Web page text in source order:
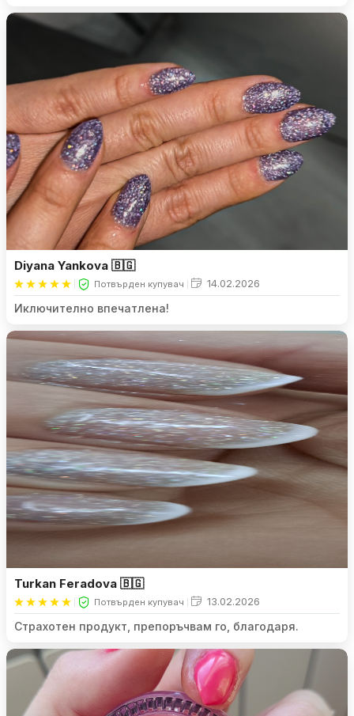
Diyana Yankova 🇧🇬
Потвърден купувач 14.02.2026
Иключително впечатлена!
Turkan Feradova 🇧🇬
Потвърден купувач 13.02.2026
Страхотен продукт, препоръчвам го, благодаря.